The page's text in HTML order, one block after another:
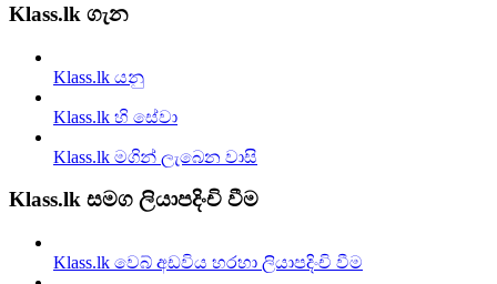
Klass.lk ගැන
Klass.lk යනු
Klass.lk හි සේවා
Klass.lk මගින් ලැබෙන වාසි
Klass.lk සමග ලියාපදිංචි වීම
Klass.lk වෙබ් අඩවිය හරහා ලියාපදිංචි වීම